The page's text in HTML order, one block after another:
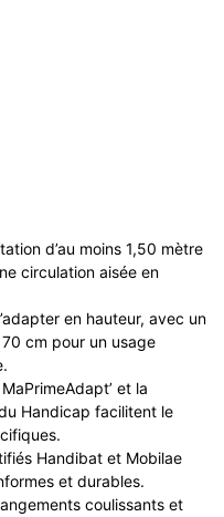
d’au moins 1,50 mètre
circulation aisée en
en hauteur, avec un
cm pour un usage
et la
Handicap facilitent le
Handibat et Mobilae
et durables.
coulissants et